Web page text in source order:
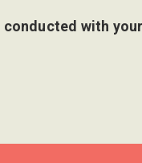
with